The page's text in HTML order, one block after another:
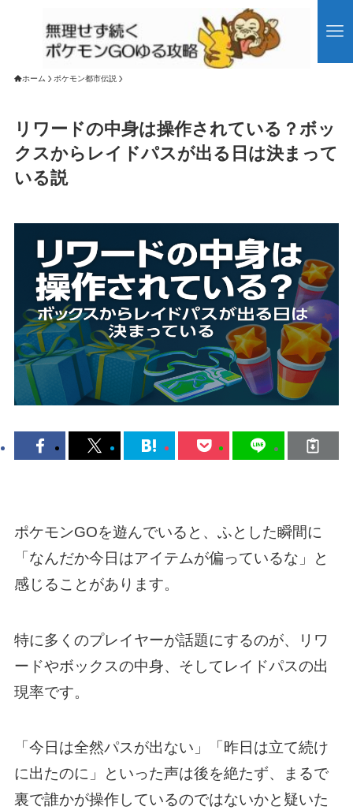
ホーム ポケモン都市伝説
リワードの中身は操作されている？ボッ
クスからレイドパスが出る日は決まって
いる説
ポケモンGOを遊んでいると、ふとした瞬間に
「なんだか今日はアイテムが偏っているな」と
感じることがあります。
特に多くのプレイヤーが話題にするのが、リワ
ードやボックスの中身、そしてレイドパスの出
現率です。
「今日は全然パスが出ない」「昨日は立て続け
に出たのに」といった声は後を絶たず、まるで
裏で誰かが操作しているのではないかと疑いた